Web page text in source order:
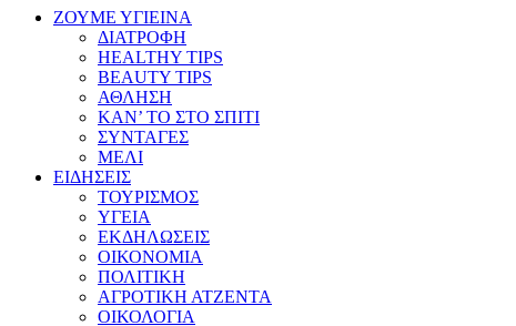
ΖΟΥΜΕ ΥΓΙΕΙΝΑ
ΔΙΑΤΡΟΦΗ
HEALTHY TIPS
BEAUTY TIPS
ΑΘΛΗΣΗ
ΚΑΝ’ ΤΟ ΣΤΟ ΣΠΙΤΙ
ΣΥΝΤΑΓΕΣ
ΜΕΛΙ
ΕΙΔΗΣΕΙΣ
ΤΟΥΡΙΣΜΟΣ
ΥΓΕΙΑ
ΕΚΔΗΛΩΣΕΙΣ
ΟΙΚΟΝΟΜΙΑ
ΠΟΛΙΤΙΚΗ
ΑΓΡΟΤΙΚΗ ΑΤΖΕΝΤΑ
ΟΙΚΟΛΟΓΙΑ